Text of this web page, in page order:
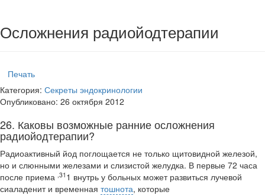
Осложнения радиойодтерапии
Печать
Категория: Секреты эндокринологии
Опубликовано: 26 октября 2012
26. Каковы возможные ранние осложнения
радиойодтерапии?
Радиоактивный йод поглощается не только щитовидной железой,
но и слюн­ными железами и слизистой желудка. В первые 72 часа
после приема ,31 1 внутрь у больных может развиться лучевой
сиаладенит и временная тошнота, которые